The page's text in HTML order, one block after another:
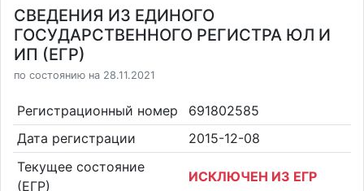
СВЕДЕНИЯ ИЗ ЕДИНОГО
ГОСУДАРСТВЕННОГО РЕГИСТРА ЮЛ И
ИП (ЕГР)
по состоянию на 28.11.2021
Регистрационный номер
691802585
Дата регистрации
2015-12-08
Текущее состояние
(ЕГР)
ИСКЛЮЧЕН ИЗ ЕГР